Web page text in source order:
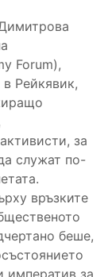
Forum),
Рейкявик,
за
служат по-
връзките
беше,
императив за